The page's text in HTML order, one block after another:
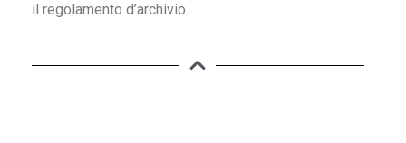
il regolamento d’archivio.